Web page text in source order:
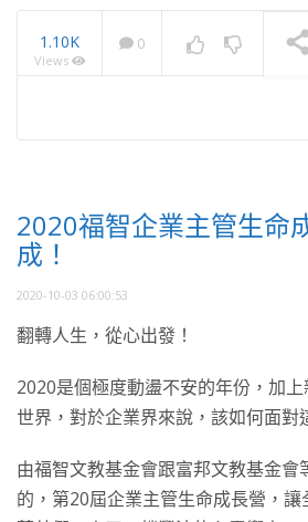
1.10K
Views
0
2020福智企業主管生命
成！
2020-10-03 06:00:53
翻轉人生，從心出發！
2020是個極度動盪不安的年份，加
世界，對於企業界來說，該如何面對
由福智文教基金會跟富邦文教基金會
的，第20屆企業主管生命成長營，